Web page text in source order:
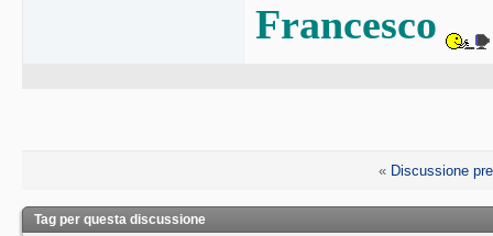
Francesco
« Discussione
Tag per questa discussione